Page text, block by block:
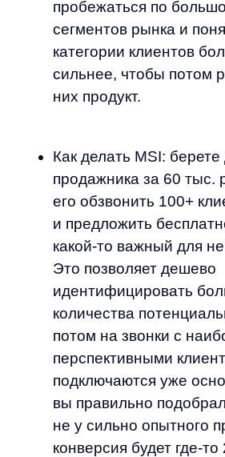
количества потенциальных
потом на звонки с наиболее
перспективными клиентами
подключаются уже
вы правильно подобрали
не у сильно опытного
MSI требует подписание NDA
с клиентом, прохождения
одобрения, доступа к
данным или установки кода
на их сайте. Но важность,
бесплатность и быстрота
довольно беспрепятственно.
MSI должен быть полезным
и при этом себестоимость его
проведения была
(то есть расчеты проводятся
практически в